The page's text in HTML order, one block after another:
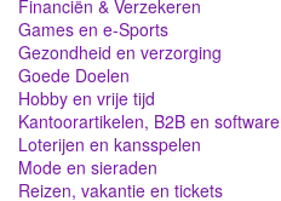
Financiën & Verzekeren
Games en e-Sports
Gezondheid en verzorging
Goede Doelen
Hobby en vrije tijd
Kantoorartikelen, B2B en software
Loterijen en kansspelen
Mode en sieraden
Reizen, vakantie en tickets